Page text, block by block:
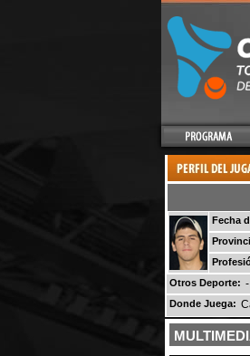
Fecha
Otros Deporte: -
Donde Juega: